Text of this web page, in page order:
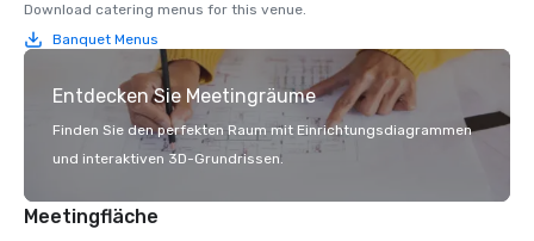
Download catering menus for this venue.
Banquet Menus
Entdecken Sie Meetingräume
Finden Sie den perfekten Raum mit Einrichtungsdiagrammen
und interaktiven 3D-Grundrissen.
Meetingfläche